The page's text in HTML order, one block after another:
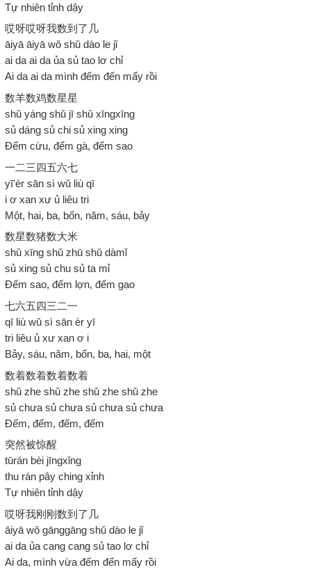
Tự nhiên tỉnh dậy
哎呀哎呀我数到了几
āiyā āiyā wǒ shǔ dào le jǐ
ai da ai da ủa sủ tao lơ chỉ
Ai da ai da mình đếm đến mấy rồi
数羊数鸡数星星
shǔ yáng shǔ jī shǔ xīngxīng
sủ dáng sủ chi sủ xing xing
Đếm cừu, đếm gà, đếm sao
一二三四五六七
yī'èr sān sì wǔ liù qī
i ơ xan xư ủ liêu tri
Một, hai, ba, bốn, năm, sáu, bảy
数星数猪数大米
shǔ xīng shǔ zhū shǔ dàmǐ
sủ xing sủ chu sủ ta mỉ
Đếm sao, đếm lợn, đếm gạo
七六五四三二一
qī liù wǔ sì sān èr yī
tri liêu ủ xư xan ơ i
Bảy, sáu, năm, bốn, ba, hai, một
数着数着数着数着
shǔ zhe shǔ zhe shǔ zhe shǔ zhe
sủ chưa sủ chưa sủ chưa sủ chưa
Đếm, đếm, đếm, đếm
突然被惊醒
tūrán bèi jīngxǐng
thu rán pây ching xỉnh
Tự nhiên tỉnh dậy
哎呀我刚刚数到了几
āiyā wǒ gānggāng shǔ dào le jǐ
ai da ủa cang cang sủ tao lơ chỉ
Ai da, mình vừa đếm đến mấy rồi